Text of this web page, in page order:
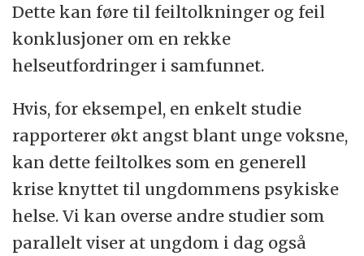
Dette kan føre til feiltolkninger og feil
konklusjoner om en rekke
helseutfordringer i samfunnet.
Hvis, for eksempel, en enkelt studie
rapporterer økt angst blant unge voksne,
kan dette feiltolkes som en generell
krise knyttet til ungdommens psykiske
helse. Vi kan overse andre studier som
parallelt viser at ungdom i dag også